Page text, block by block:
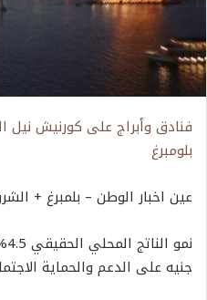
فنادق وأبراج على كورنيش
بلومبرغ
عين اخبار الوطن – بلمبرغ +
جنيه على الدعم والحماية